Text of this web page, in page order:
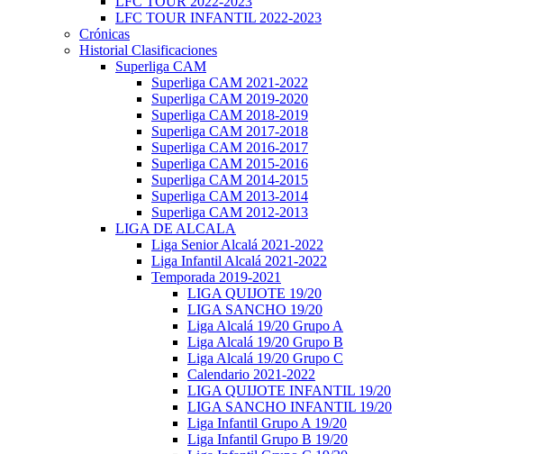
LFC TOUR INFANTIL 2022-2023
Crónicas
Historial Clasificaciones
Superliga CAM
Superliga CAM 2021-2022
Superliga CAM 2019-2020
Superliga CAM 2018-2019
Superliga CAM 2017-2018
Superliga CAM 2016-2017
Superliga CAM 2015-2016
Superliga CAM 2014-2015
Superliga CAM 2013-2014
Superliga CAM 2012-2013
LIGA DE ALCALA
Liga Senior Alcalá 2021-2022
Liga Infantil Alcalá 2021-2022
Temporada 2019-2021
LIGA QUIJOTE 19/20
LIGA SANCHO 19/20
Liga Alcalá 19/20 Grupo A
Liga Alcalá 19/20 Grupo B
Liga Alcalá 19/20 Grupo C
Calendario 2021-2022
LIGA QUIJOTE INFANTIL 19/20
LIGA SANCHO INFANTIL 19/20
Liga Infantil Grupo A 19/20
Liga Infantil Grupo B 19/20